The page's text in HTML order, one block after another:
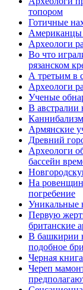
топором
Готичные
Американцы
Археологи
Во что
рязанском
А третьим в
Археологи
Ученые
В австралии
Армянские
Древний
Археологи
бассейн
На
погребение
Уникальные
Первую
британские
В башкирии
подобное
Черная
Череп